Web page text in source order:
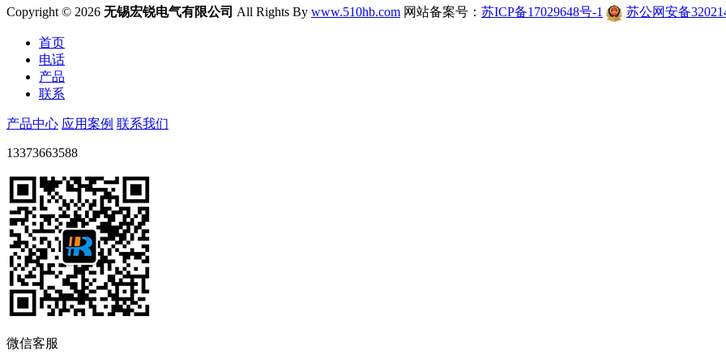
Copyright © 2026 无锡宏锐电气有限公司 All Rights By www.510hb.com 网站备案号： 苏ICP备17029648号-1 苏公网安备
首页
电话
产品
联系
产品中心 应用案例 联系我们
13373663588
微信客服